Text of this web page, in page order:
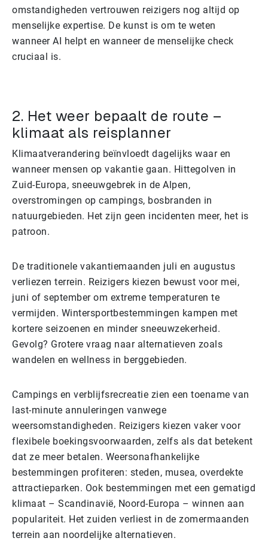
omstandigheden vertrouwen reizigers nog altijd op
menselijke expertise. De kunst is om te weten
wanneer AI helpt en wanneer de menselijke check
cruciaal is.
2. Het weer bepaalt de route –
klimaat als reisplanner
Klimaatverandering beïnvloedt dagelijks waar en
wanneer mensen op vakantie gaan. Hittegolven in
Zuid-Europa, sneeuwgebrek in de Alpen,
overstromingen op campings, bosbranden in
natuurgebieden. Het zijn geen incidenten meer, het is
patroon.
De traditionele vakantiemaanden juli en augustus
verliezen terrein. Reizigers kiezen bewust voor mei,
juni of september om extreme temperaturen te
vermijden. Wintersportbestemmingen kampen met
kortere seizoenen en minder sneeuwzekerheid.
Gevolg? Grotere vraag naar alternatieven zoals
wandelen en wellness in berggebieden.
Campings en verblijfsrecreatie zien een toename van
last-minute annuleringen vanwege
weersomstandigheden. Reizigers kiezen vaker voor
flexibele boekingsvoorwaarden, zelfs als dat betekent
dat ze meer betalen. Weersonafhankelijke
bestemmingen profiteren: steden, musea, overdekte
attractieparken. Ook bestemmingen met een gematigd
klimaat – Scandinavië, Noord-Europa – winnen aan
populariteit. Het zuiden verliest in de zomermaanden
terrein aan noordelijke alternatieven.